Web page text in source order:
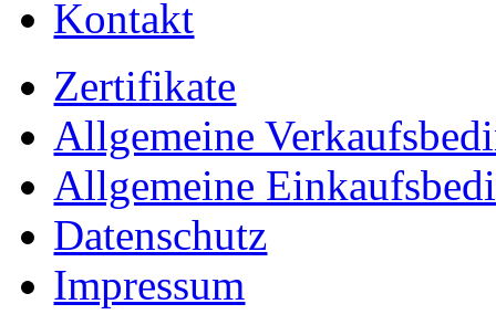
Kontakt
Zertifikate
Allgemeine
Allgemeine
Datenschutz
Impressum